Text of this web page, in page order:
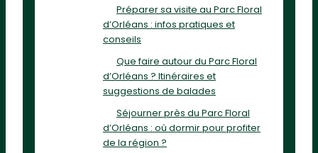
Préparer sa visite au Parc Floral
d’Orléans : infos pratiques et
conseils
Que faire autour du Parc Floral
d’Orléans ? Itinéraires et
suggestions de balades
Séjourner près du Parc Floral
d’Orléans : où dormir pour profiter
de la région ?